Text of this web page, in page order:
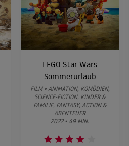
LEGO Star Wars
Sommerurlaub
FILM • ANIMATION, KOMÖDIEN,
SCIENCE-FICTION, KINDER &
FAMILIE, FANTASY, ACTION &
ABENTEUER
2022 • 49 MIN.